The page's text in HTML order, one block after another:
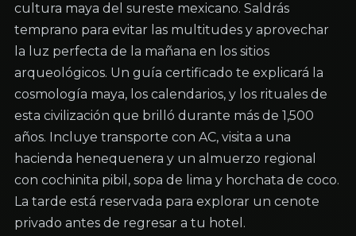
cultura maya del sureste mexicano. Saldrás
temprano para evitar las multitudes y aprovechar
la luz perfecta de la mañana en los sitios
arqueológicos. Un guía certificado te explicará la
cosmología maya, los calendarios, y los rituales de
esta civilización que brilló durante más de 1,500
años. Incluye transporte con AC, visita a una
hacienda henequenera y un almuerzo regional
con cochinita pibil, sopa de lima y horchata de coco.
La tarde está reservada para explorar un cenote
privado antes de regresar a tu hotel.